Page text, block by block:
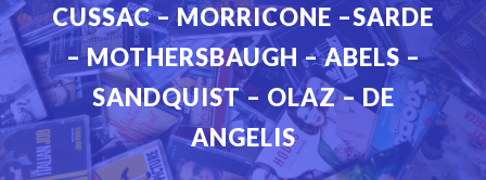
CUSSAC – MORRICONE –SARDE
– MOTHERSBAUGH – ABELS –
SANDQUIST – OLAZ – DE
ANGELIS